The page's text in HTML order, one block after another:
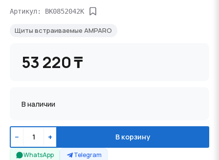
Артикул: BK0852042K
Щиты встраиваемые AMPARO
53 220 ₸
В наличии
− + В корзину
WhatsApp Telegram